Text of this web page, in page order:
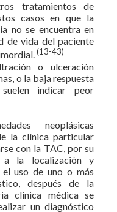
tratamientos de
casos en que la
no se encuentra en
de vida del paciente
(13-43)
o ulceración
o la baja respuesta
indicar peor
neoplásicas
la clínica particular
con la TAC, por su
a la localización y
el uso de uno o más
después de la
clínica médica se
un diagnóstico